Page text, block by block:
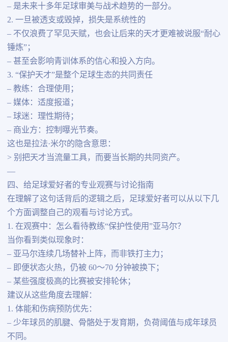
– 是未来十多年足球审美与战术趋势的一部分。
2. 一旦被透支或毁掉，损失是系统性的
– 不仅浪费了罕见天赋，也会让后来的天才更难被说服“耐心
锤炼”；
– 甚至会影响青训体系的信心和投入方向。
3. “保护天才”是整个足球生态的共同责任
– 教练：合理使用；
– 媒体：适度报道；
– 球迷：理性期待；
– 商业方：控制曝光节奏。
这也是拉法·米尔的隐含意思：
> 别把天才当流量工具，而要当长期的共同资产。
—
四、给足球爱好者的专业观赛与讨论指南
在理解了这句话背后的逻辑之后，足球爱好者可以从以下几
个方面调整自己的观看与讨论方式。
1. 在观赛中：怎么看待教练“保护性使用”亚马尔？
当你看到类似现象时：
– 亚马尔连续几场替补上阵，而非铁打主力；
– 即便状态火热，仍被 60～70 分钟被换下；
– 某些强度极高的比赛被安排轮休；
建议从这些角度去理解：
1. 体能和伤病预防优先：
– 少年球员的肌腱、骨骼处于发育期，负荷阈值与成年球员
不同。